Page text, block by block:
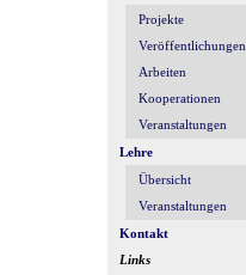
Projekte
Veröffentlichungen
Arbeiten
Kooperationen
Veranstaltungen
Lehre
Übersicht
Veranstaltungen
Kontakt
Links